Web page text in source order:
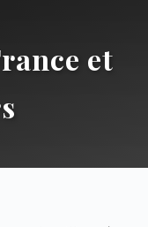
et